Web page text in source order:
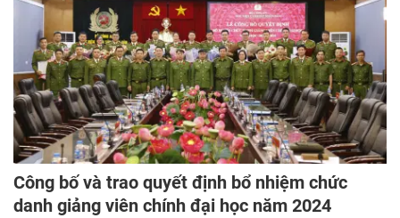
Công bố và trao quyết định bổ nhiệm chức
danh giảng viên chính đại học năm 2024